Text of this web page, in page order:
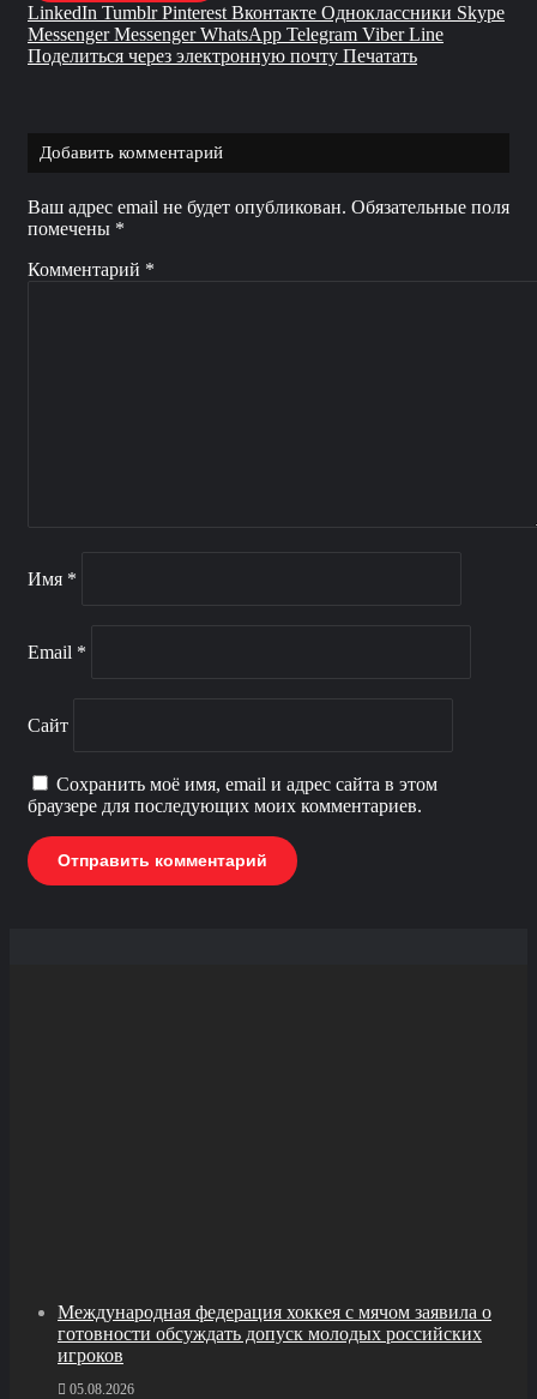
LinkedIn Tumblr Pinterest Вконтакте Одноклассники Skype
Messenger Messenger WhatsApp Telegram Viber Line
Поделиться через электронную почту Печатать
Добавить комментарий
Ваш адрес email не будет опубликован. Обязательные поля
помечены *
Комментарий *
Имя *
Email *
Сайт
Сохранить моё имя, email и адрес сайта в этом
браузере для последующих моих комментариев.
Международная федерация хоккея с мячом заявила о
готовности обсуждать допуск молодых российских
игроков
05.08.2026